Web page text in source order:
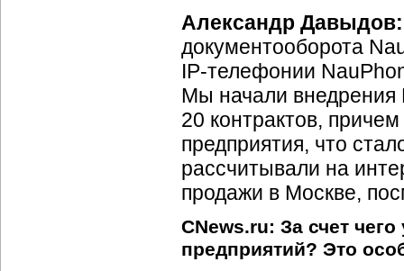
Александр Давыдов:
документооборота
IP-телефонии
Мы начали внедрения
20 контрактов,
предприятия, что
рассчитывали на
продажи в Москве,
CNews.ru: За счет
предприятий? Это